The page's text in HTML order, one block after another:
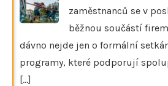
zaměstnanců se v
běžnou součástí
dávno nejde jen o formální
programy, které podporují
[...]